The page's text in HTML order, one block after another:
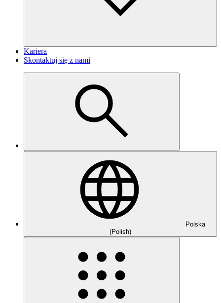
Kariera
Skontaktuj się z nami
Polska
(Polish)